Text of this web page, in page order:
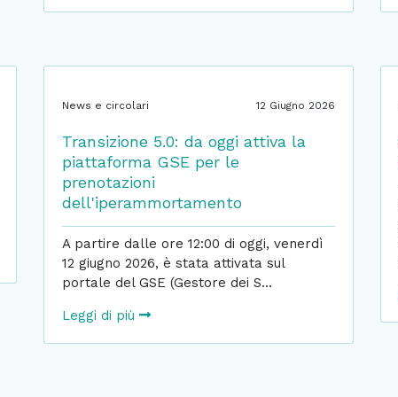
News e circolari 12 Giugno 2026
Transizione 5.0: da oggi attiva la
piattaforma GSE per le
prenotazioni
dell'iperammortamento
A partire dalle ore 12:00 di oggi, venerdì
12 giugno 2026, è stata attivata sul
portale del GSE (Gestore dei S...
Leggi di più